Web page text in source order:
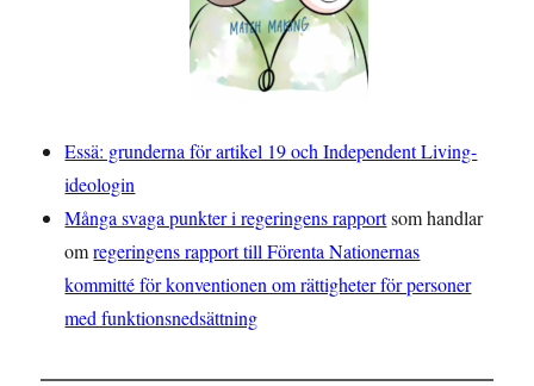
Essä: grunderna för artikel 19 och Independent Living-
ideologin
Många svaga punkter i regeringens rapportsom handlar
omregeringens rapport till Förenta Nationernas
kommitté för konventionen om rättigheter för personer
med funktionsnedsättning